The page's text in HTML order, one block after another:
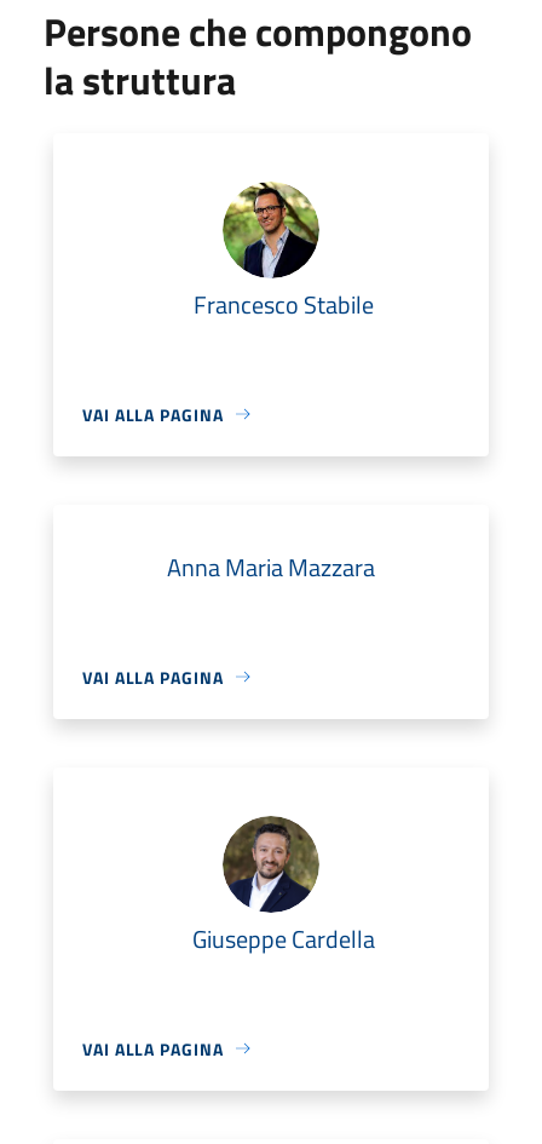
Persone che compongono
la struttura
Francesco Stabile
VAI ALLA PAGINA
Anna Maria Mazzara
VAI ALLA PAGINA
Giuseppe Cardella
VAI ALLA PAGINA